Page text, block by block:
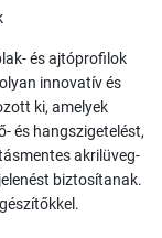
és ajtóprofilok
innovatív és
ki, amelyek
és hangszigetelést,
akrilüveg-
biztosítanak.